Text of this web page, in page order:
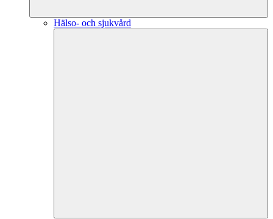
Hälso- och sjukvård